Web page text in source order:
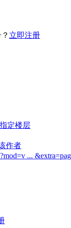
立即注册
作者
...